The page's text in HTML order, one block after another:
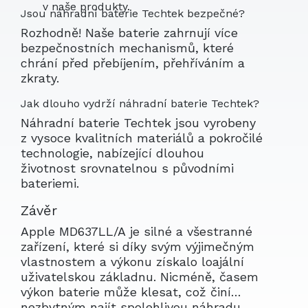
v naše produkty.
Jsou náhradní baterie Techtek bezpečné?
Rozhodně! Naše baterie zahrnují více
bezpečnostních mechanismů, které
chrání před přebíjením, přehříváním a
zkraty.
Jak dlouho vydrží náhradní baterie Techtek?
Náhradní baterie Techtek jsou vyrobeny
z vysoce kvalitních materiálů a pokročilé
technologie, nabízející dlouhou
životnost srovnatelnou s původními
bateriemi.
Závěr
Apple MD637LL/A je silné a všestranné
zařízení, které si díky svým výjimečným
vlastnostem a výkonu získalo loajální
uživatelskou základnu. Nicméně, časem
výkon baterie může klesat, což činí